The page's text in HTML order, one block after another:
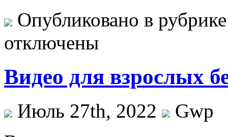
Опубликовано в
отключены
Видео для взрослых
Июль 27th, 2022
Gwp